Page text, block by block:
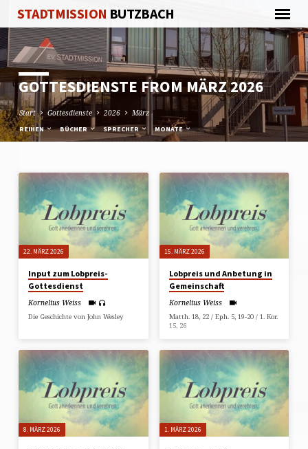
STADTMISSION BUTZBACH
GOTTESDIENSTE FROM MÄRZ 2026
Start Gottesdienste 2026 März
REIHEN BÜCHER SPRECHER MONATE
GOTTESDIENSTE
FROM
MÄRZ
2026
22. MÄRZ 2026
Input zum Lobpreis-
Gottesdienst
Kornelius Weiss
Die Geschichte von John Wesley
15. MÄRZ 2026
Lobpreis und Anbetung in
Gemeinschaft
Kornelius Weiss
Matth. 18, 22 / Eph. 5, 19-20 / 1. Kor.
15, 26
8. MÄRZ 2026 1. MÄRZ 2026